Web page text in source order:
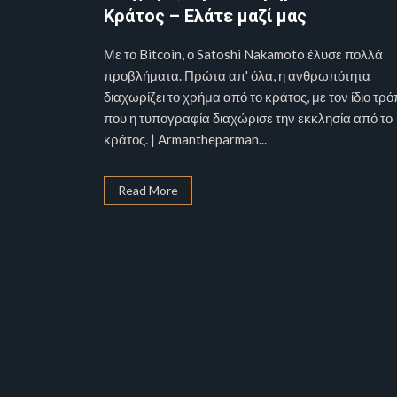
Κράτος – Ελάτε μαζί μας
Με το Bitcoin, ο Satoshi Nakamoto έλυσε πολλά
προβλήματα. Πρώτα απ' όλα, η ανθρωπότητα
διαχωρίζει το χρήμα από το κράτος, με τον ίδιο
που η τυπογραφία διαχώρισε την εκκλησία από το
κράτος. | Armantheparman...
Read More